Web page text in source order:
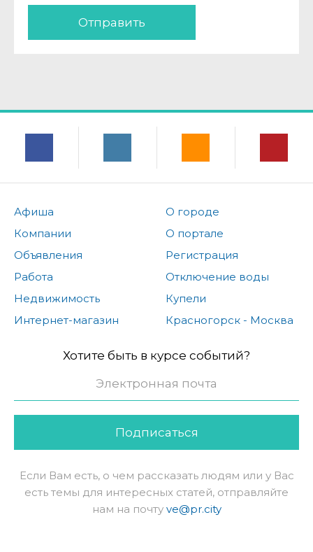
Отправить
Афиша
Компании
Объявления
Работа
Недвижимость
Интернет-магазин
О городе
О портале
Регистрация
Отключение воды
Купели
Красногорск - Москва
Хотите быть в курсе событий?
Подписаться
Если Вам есть, о чем рассказать людям или у Вас
есть темы для интересных статей, отправляйте
нам на почту ve@pr.city